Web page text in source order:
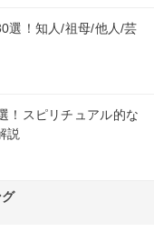
選！知人/祖母/他人/芸
！スピリチュアル的な
説